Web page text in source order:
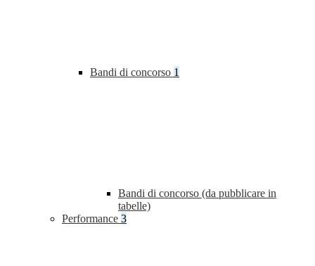
Bandi di concorso 1
Bandi di concorso (da pubblicare in
tabelle)
Performance 3